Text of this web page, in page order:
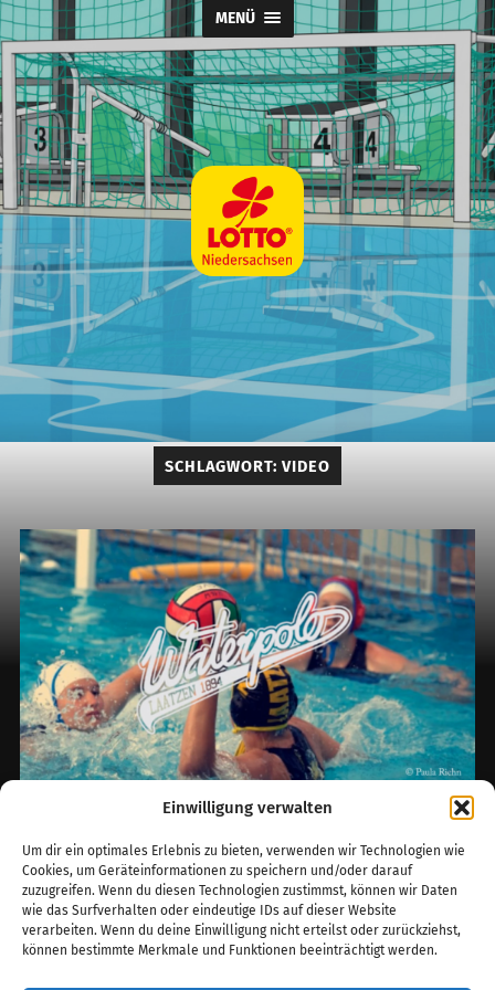
Einwilligung verwalten
Um dir ein optimales Erlebnis zu bieten, verwenden wir Technologien wie
Cookies, um Geräteinformationen zu speichern und/oder darauf
zuzugreifen. Wenn du diesen Technologien zustimmst, können wir Daten
wie das Surfverhalten oder eindeutige IDs auf dieser Website
verarbeiten. Wenn du deine Einwilligung nicht erteilst oder zurückziehst,
können bestimmte Merkmale und Funktionen beeinträchtigt werden.
MENÜ
Wasserball
@
SCHLAGWORT: VIDEO
Video: Eindrücke aus dem
Training im aquaLaatzium –
U18/U16 (weiblich)
Unsere Damen der U18/16 haben sich die